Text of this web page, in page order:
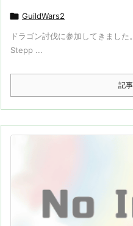
 GuildWars2
ドラゴン討伐に参加してきまし
Stepp ...
記